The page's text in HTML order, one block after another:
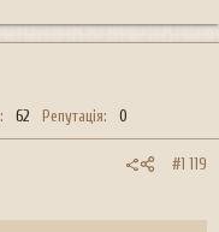
62 Репутація 0
#1 119